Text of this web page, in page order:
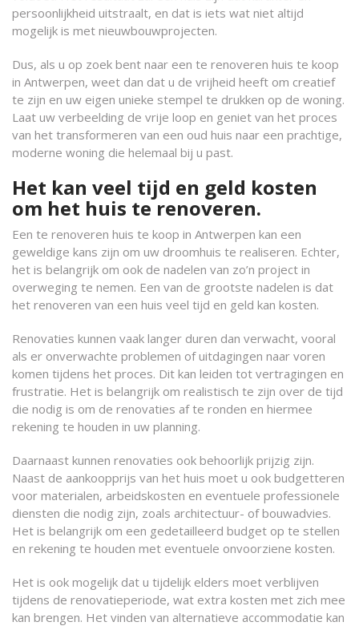
persoonlijkheid uitstraalt, en dat is iets wat niet altijd
mogelijk is met nieuwbouwprojecten.
Dus, als u op zoek bent naar een te renoveren huis te koop
in Antwerpen, weet dan dat u de vrijheid heeft om creatief
te zijn en uw eigen unieke stempel te drukken op de woning.
Laat uw verbeelding de vrije loop en geniet van het proces
van het transformeren van een oud huis naar een prachtige,
moderne woning die helemaal bij u past.
Het kan veel tijd en geld kosten
om het huis te renoveren.
Een te renoveren huis te koop in Antwerpen kan een
geweldige kans zijn om uw droomhuis te realiseren. Echter,
het is belangrijk om ook de nadelen van zo’n project in
overweging te nemen. Een van de grootste nadelen is dat
het renoveren van een huis veel tijd en geld kan kosten.
Renovaties kunnen vaak langer duren dan verwacht, vooral
als er onverwachte problemen of uitdagingen naar voren
komen tijdens het proces. Dit kan leiden tot vertragingen en
frustratie. Het is belangrijk om realistisch te zijn over de tijd
die nodig is om de renovaties af te ronden en hiermee
rekening te houden in uw planning.
Daarnaast kunnen renovaties ook behoorlijk prijzig zijn.
Naast de aankoopprijs van het huis moet u ook budgetteren
voor materialen, arbeidskosten en eventuele professionele
diensten die nodig zijn, zoals architectuur- of bouwadvies.
Het is belangrijk om een gedetailleerd budget op te stellen
en rekening te houden met eventuele onvoorziene kosten.
Het is ook mogelijk dat u tijdelijk elders moet verblijven
tijdens de renovatieperiode, wat extra kosten met zich mee
kan brengen. Het vinden van alternatieve accommodatie kan